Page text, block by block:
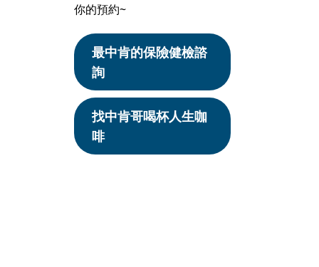
你的預約~
最中肯的保險健檢諮
詢
找中肯哥喝杯人生咖
啡